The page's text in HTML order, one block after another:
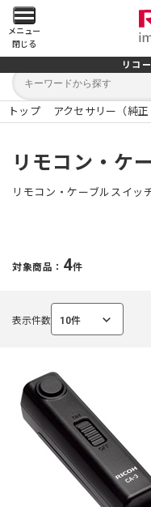
メ
イ
ン
メ
ニ
ュ
を
く
メニュー
閉じる
リコ
キ
ワ
ー
トップ アクセサリー（純正
リモコン・ケ
リモコン・ケーブルスイッ
対象商品： 4件
表示件数 10件
選